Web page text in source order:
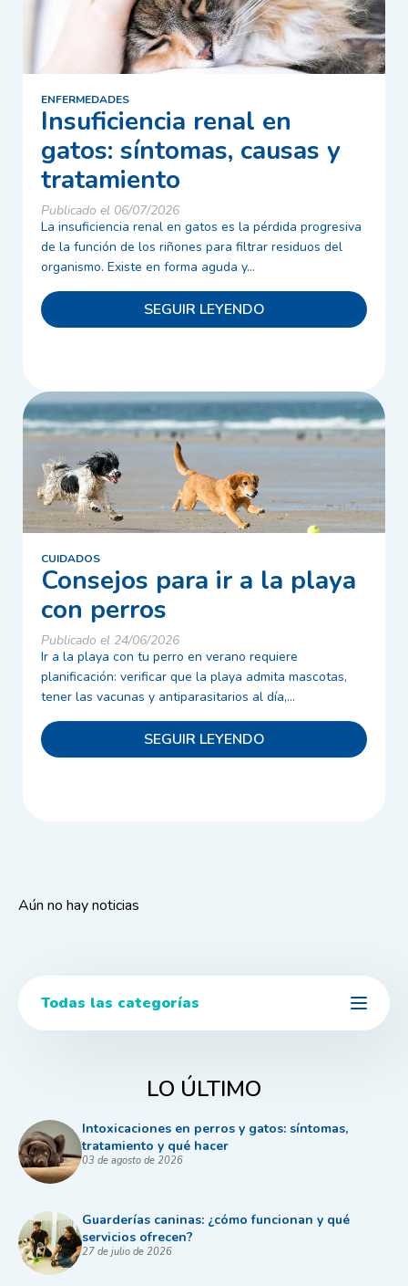
ENFERMEDADES
Insuficiencia renal en
gatos: síntomas, causas y
tratamiento
Publicado el 06/07/2026
La insuficiencia renal en gatos es la pérdida progresiva
de la función de los riñones para filtrar residuos del
organismo. Existe en forma aguda y...
SEGUIR LEYENDO
CUIDADOS
Consejos para ir a la playa
con perros
Publicado el 24/06/2026
Ir a la playa con tu perro en verano requiere
planificación: verificar que la playa admita mascotas,
tener las vacunas y antiparasitarios al día,...
SEGUIR LEYENDO
Aún no hay noticias
Todas las categorías
LO ÚLTIMO
Intoxicaciones en perros y gatos: síntomas,
tratamiento y qué hacer
03 de agosto de 2026
Guarderías caninas: ¿cómo funcionan y qué
servicios ofrecen?
27 de julio de 2026